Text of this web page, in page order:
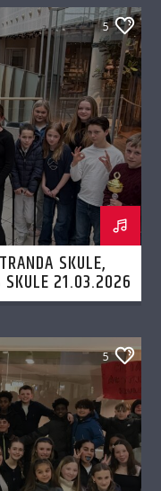
5
SKULE,
SKULE 21.03.2026
5